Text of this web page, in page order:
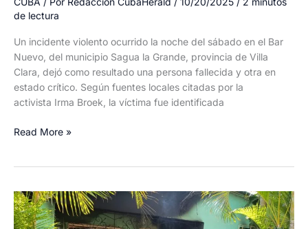
de lectura
Un incidente violento ocurrido la noche del sábado en el Bar
Nuevo, del municipio Sagua la Grande, provincia de Villa
Clara, dejó como resultado una persona fallecida y otra en
estado crítico. Según fuentes locales citadas por la
activista Irma Broek, la víctima fue identificada
Un
herido
grave
tras
Read More »